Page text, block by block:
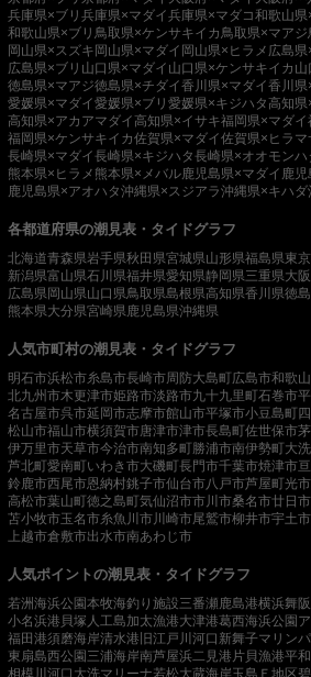
兵庫県×ブリ 兵庫県×マダイ兵庫県×マダコ和歌山県
和歌山県×ブリ 鳥取県×ケンサキイカ鳥取県×マアジ
岡山県×スズキ 岡山県×マダイ 岡山県×ヒラメ 広島県
広島県×ブリ 山口県×マダイ 山口県×ケンサキイカ 山
徳島県×マアジ徳島県×チダイ香川県×マダイ香川県
愛媛県×マダイ愛媛県×ブリ 愛媛県×キジハタ高知県
高知県×アカアマダイ高知県×イサキ福岡県×マダイ
福岡県×ケンサキイカ佐賀県×マダイ佐賀県×ヒラマ
長崎県×マダイ長崎県×キジハタ長崎県×オオモンハ
熊本県×ヒラメ 熊本県×メバル鹿児島県×マダイ 鹿児
鹿児島県×アオハタ沖縄県×スジアラ沖縄県×キハダ
各都道府県の潮見表・タイドグラフ
北海道青森県岩手県秋田県宮城県山形県福島県東
新潟県富山県石川県福井県愛知県静岡県三重県大
広島県岡山県山口県鳥取県島根県高知県香川県徳
熊本県大分県宮崎県鹿児島県沖縄県
人気市町村の潮見表・タイドグラフ
明石市浜松市糸島市長崎市周防大島町広島市和歌
北九州市木更津市姫路市淡路市九十九里町石巻市
名古屋市呉市延岡市志摩市館山市平塚市小豆島町
松山市福山市横須賀市唐津市津市長島町佐世保市
伊万里市天草市今治市南知多町勝浦市南伊勢町大
芦北町愛南町いわき市大磯町長門市千葉市焼津市
鈴鹿市西尾市恩納村銚子市仙台市八戸市芦屋町光市
高松市葉山町徳之島町気仙沼市市川市桑名市廿日
苫小牧市玉名市糸魚川市川崎市尾鷲市柳井市宇土市
上越市倉敷市出水市南あわじ市
人気ポイントの潮見表・タイドグラフ
若洲海浜公園本牧海釣り施設三番瀬鹿島港横浜舞
小名浜港 貝塚人工島加太漁港大津港葛西海浜公園
福田港須磨海岸清水港 旧江戸川河口 新舞子マリン
東扇島西公園 三浦海岸南芦屋浜二見港 片貝漁港平